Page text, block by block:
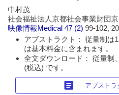
中村茂
社会福祉法人京都社会事業財団
映像情報Medical 47 (2)99-102,
アブストラクト： 従量制は
は基本料金に含まれます。
全文ダウンロード： 従量制
(税込) です。
article アブストラ